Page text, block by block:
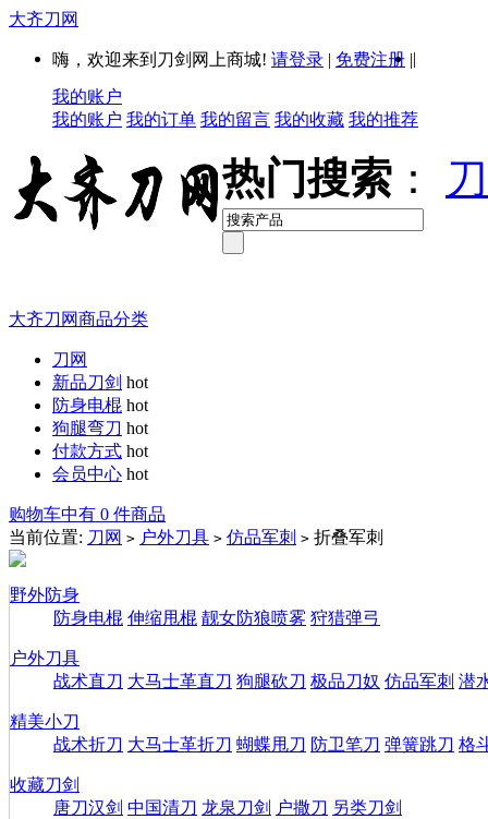
大齐刀网
嗨，欢迎来到刀剑网上商城! 请登录 | 免费注册 ||
我的账户
我的账户 我的订单 我的留言 我的收藏 我的推荐
热门搜索 ：
大齐刀网商品分类
刀网
新品刀剑 hot
防身电棍 hot
狗腿弯刀 hot
付款方式 hot
会员中心 hot
购物车中有 0 件商品
当前位置: 刀网 > 户外刀具 > 仿品军刺 > 折叠军刺
野外防身
防身电棍 伸缩甩棍 靓女防狼喷雾 狩猎弹弓
户外刀具
战术直刀 大马士革直刀 狗腿砍刀 极品刀奴 仿品军刺 潜
精美小刀
战术折刀 大马士革折刀 蝴蝶甩刀 防卫笔刀 弹簧跳刀 格
收藏刀剑
唐刀汉剑 中国清刀 龙泉刀剑 户撒刀 另类刀剑